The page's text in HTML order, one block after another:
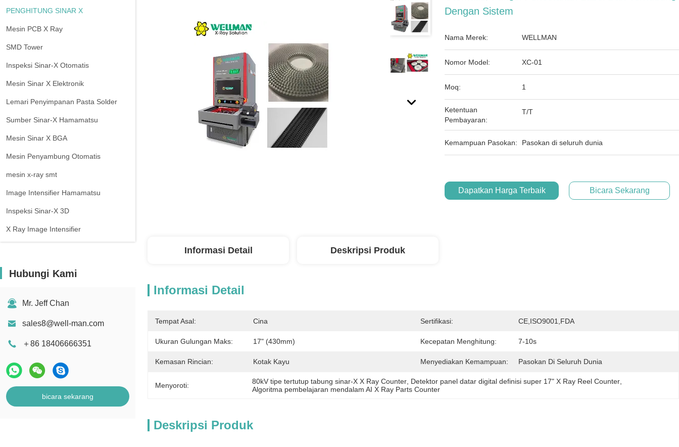
PENGHITUNG SINAR X
Mesin PCB X Ray
SMD Tower
Inspeksi Sinar-X Otomatis
Mesin Sinar X Elektronik
Lemari Penyimpanan Pasta Solder
Sumber Sinar-X Hamamatsu
Mesin Sinar X BGA
Mesin Penyambung Otomatis
mesin x-ray smt
Image Intensifier Hamamatsu
Inspeksi Sinar-X 3D
X Ray Image Intensifier
Hubungi Kami
Mr. Jeff Chan
sales8@well-man.com
＋86 18406666351
bicara sekarang
Dengan Sistem
Nama Merek: WELLMAN
Nomor Model: XC-01
Moq: 1
Ketentuan
Pembayaran:
T/T
Kemampuan Pasokan: Pasokan di seluruh dunia
Dapatkan Harga Terbaik Bicara Sekarang
Informasi Detail Deskripsi Produk
Informasi Detail
Tempat Asal: Cina Sertifikasi: CE,ISO9001,FDA
Ukuran Gulungan Maks: 17" (430mm) Kecepatan Menghitung: 7-10s
Kemasan Rincian: Kotak Kayu Menyediakan Kemampuan: Pasokan Di Seluruh Dunia
Menyoroti: 80kV tipe tertutup tabung sinar-X X Ray Counter Detektor panel datar digital definisi super 17" X Ray Reel Counter
Algoritma pembelajaran mendalam AI X Ray Parts Counter
Deskripsi Produk